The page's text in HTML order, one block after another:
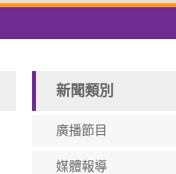
新聞類別
廣播節目
媒體報導